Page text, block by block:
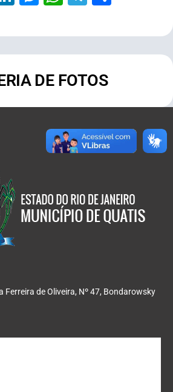
DE FOTOS
Ferreira de Oliveira, Nº 47, Bondarowsky